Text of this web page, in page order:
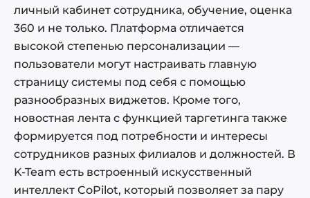
личный кабинет сотрудника, обучение, оценка
360 и не только. Платформа отличается
высокой степенью персонализации —
пользователи могут настраивать главную
страницу системы под себя с помощью
разнообразных виджетов. Кроме того,
новостная лента с функцией таргетинга также
формируется под потребности и интересы
сотрудников разных филиалов и должностей. В
K-Team есть встроенный искусственный
интеллект CoPilot, который позволяет за пару